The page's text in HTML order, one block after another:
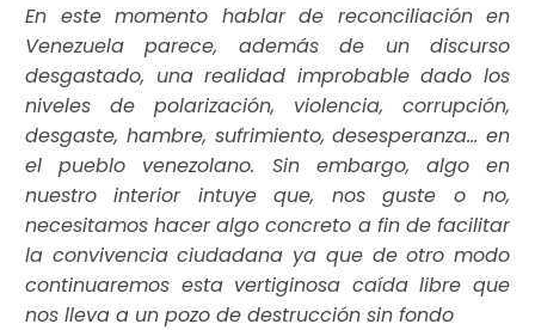
En este momento hablar de reconciliación en
Venezuela parece, además de un discurso
desgastado, una realidad improbable dado los
niveles de polarización, violencia, corrupción,
desgaste, hambre, sufrimiento, desesperanza… en
el pueblo venezolano. Sin embargo, algo en
nuestro interior intuye que, nos guste o no,
necesitamos hacer algo concreto a fin de facilitar
la convivencia ciudadana ya que de otro modo
continuaremos esta vertiginosa caída libre que
nos lleva a un pozo de destrucción sin fondo